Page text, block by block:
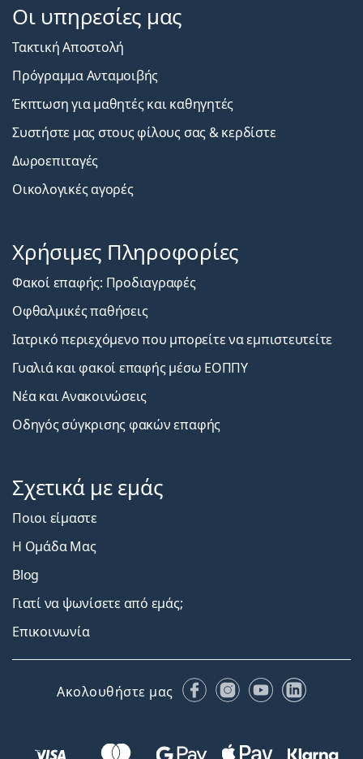
Οι υπηρεσίες μας
Τακτική Αποστολή
Πρόγραμμα Ανταμοιβής
Έκπτωση για μαθητές και καθηγητές
Συστήστε μας στους φίλους σας & κερδίστε
Δωροεπιταγές
Οικολογικές αγορές
Χρήσιμες Πληροφορίες
Φακοί επαφής: Προδιαγραφές
Οφθαλμικές παθήσεις
Ιατρικό περιεχόμενο που μπορείτε να εμπιστευτείτε
Γυαλιά και φακοί επαφής μέσω ΕΟΠΠΥ
Νέα και Ανακοινώσεις
Οδηγός σύγκρισης φακών επαφής
Σχετικά με εμάς
Ποιοι είμαστε
Η Ομάδα Μας
Blog
Γιατί να ψωνίσετε από εμάς;
Επικοινωνία
Ακολουθήστε μας FacebookInstagram
YouTubeLinkedIn